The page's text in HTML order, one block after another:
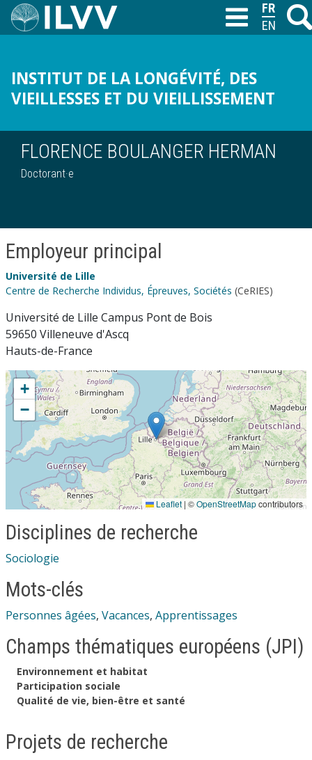
Aller
au
M
INSTITUT DE LA LONGÉVITÉ, DES
VIEILLESSES ET DU VIEILLISSEMENT
T
FLORENCE BOULANGER HERMAN
Doctorant·e
Employeur principal
Université de Lille
Centre de Recherche Individus, Épreuves, Sociétés (CeRIES)
Université de Lille Campus Pont de Bois
59650 Villeneuve d'Ascq
Hauts-de-France
+
−
Leaflet | ©OpenStreetMapcontributors
Disciplines de recherche
Sociologie
Mots-clés
Personnes âgées, Vacances, Apprentissages
Champs thématiques européens (JPI)
Environnement et habitat
Participation sociale
Qualité de vie, bien-être et santé
Projets de recherche
ENGLISH